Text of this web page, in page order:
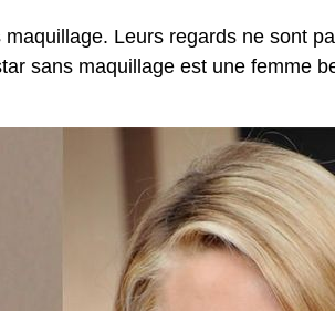
Leurs regards ne sont
sans maquillage est une femme